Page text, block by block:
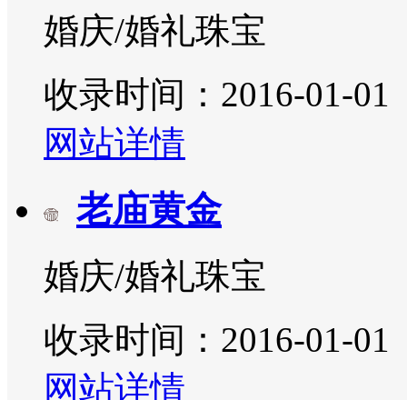
婚庆/婚礼珠宝
收录时间：2016-01-01
网站详情
老庙黄金
婚庆/婚礼珠宝
收录时间：2016-01-01
网站详情